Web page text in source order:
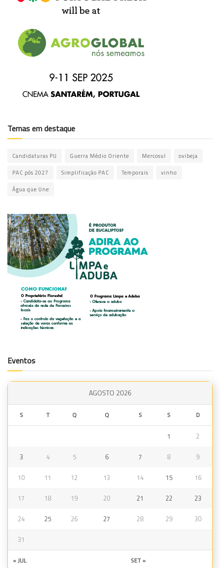
Temas em destaque
Candidaturas PU Guerra Médio Oriente Mercosul ovibeja
PAC pós 2027 Simplificação PAC Temporais vinho
Água que Une
Eventos
AGOSTO 2026
S T Q Q S S D
1 2
3 4 5 6 7 8 9
10 11 12 13 14 15 16
17 18 19 20 21 22 23
24 25 26 27 28 29 30
31
« JUL SET »